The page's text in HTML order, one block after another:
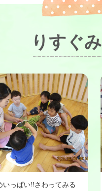
りすぐみ
いっぱい‼さわってみる